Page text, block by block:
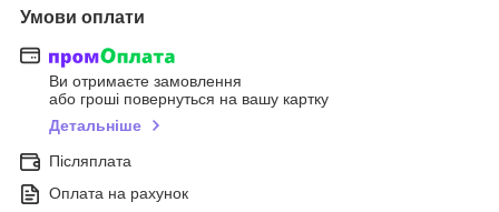
Умови оплати
Ви отримаєте замовлення
або гроші повернуться на вашу картку
Детальніше
Післяплата
Оплата на рахунок